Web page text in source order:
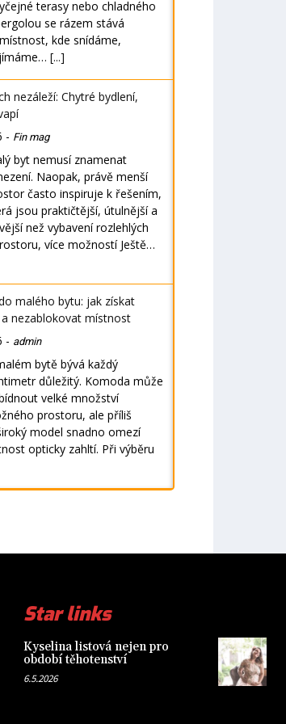
terasy nebo chladného
se rázem stává
kde snídáme,
[...]
nezáleží: Chytré bydlení,
- Fin mag
byt nemusí znamenat
Naopak, právě menší
často inspiruje k řešením,
jsou praktičtější, útulnější a
než vybavení rozlehlých
více možností Ještě…
malého bytu: jak získat
nezablokovat místnost
- admin
bytě bývá každý
důležitý. Komoda může
velké množství
prostoru, ale příliš
model snadno omezí
opticky zahltí. Při výběru
Star links
Kyselina listová nejen pro
období těhotenství
6.5.2026